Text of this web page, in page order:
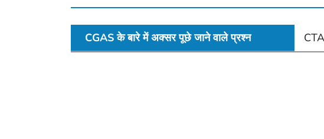
CGAS के बारे में अक्सर पूछे जाने वाले प्रश्न